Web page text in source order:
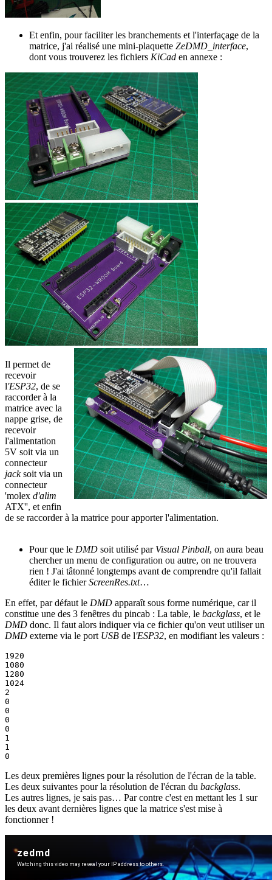
Et enfin, pour faciliter les branchements et l'interfaçage de la
matrice, j'ai réalisé une mini-plaquette ZeDMD_interface,
dont vous trouverez les fichiers KiCad en annexe :
Il permet de
recevoir
l'ESP32, de se
raccorder à la
matrice avec la
nappe grise, de
recevoir
l'alimentation
5V soit via un
connecteur
jacksoit via un
connecteur
'molex d'alim
ATX'', et enfin
de se raccorder à la matrice pour apporter l'alimentation.
Pour que le DMD soit utilisé par Visual Pinball, on aura beau
chercher un menu de configuration ou autre, on ne trouvera
rien ! J'ai tâtonné longtemps avant de comprendre qu'il fallait
éditer le fichierScreenRes.txt…
En effet, par défaut le DMD apparaît sous forme numérique, car il
constitue une des 3 fenêtres du pincab : La table, le backglass, et le
DMD donc. Il faut alors indiquer via ce fichier qu'on veut utiliser un
DMD externe via le port USB de l'ESP32, en modifiant les valeurs :
1920
1080
1280
1024
2
0
0
0
0
1
1
Les deux premières lignes pour la résolution de l'écran de la table.
Les deux suivantes pour la résolution de l'écran du backglass.
Les autres lignes, je sais pas… Par contre c'est en mettant les 1 sur
les deux avant dernières lignes que la matrice s'est mise à
fonctionner !